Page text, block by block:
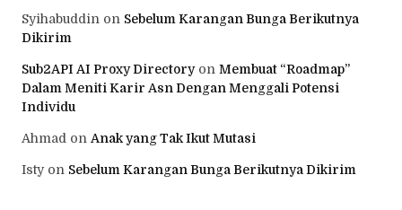
Syihabuddin on Sebelum Karangan Bunga Berikutnya
Dikirim
Sub2API AI Proxy Directoryon Membuat “Roadmap”
Dalam Meniti Karir Asn Dengan Menggali Potensi
Individu
Ahmad on Anak yang Tak Ikut Mutasi
Istyon Sebelum Karangan Bunga Berikutnya Dikirim